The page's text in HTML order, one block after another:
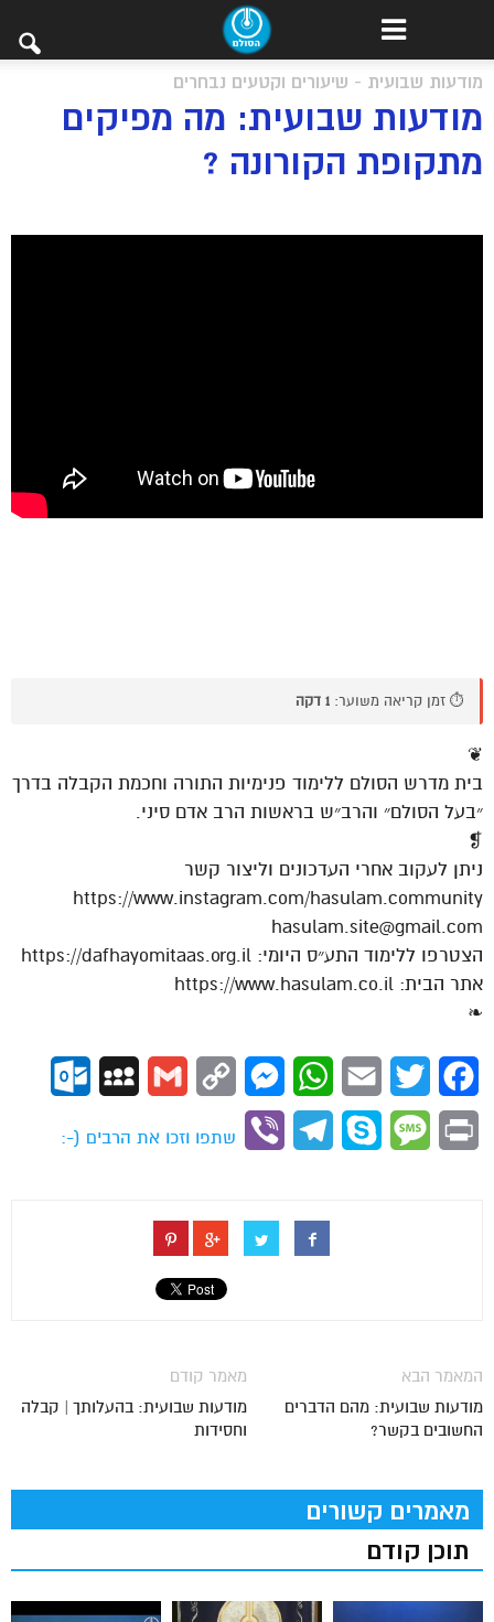
מודעות שבועית - שיעורים וקטעים נבחרים
מודעות שבועית: מה מפיקים
מתקופת הקורונה ?
⏱️ זמן קריאה משוער: 1 דקה
❦
בית מדרש הסולם ללימוד פנימיות התורה וחכמת הקבלה בדרך
״בעל הסולם״ והרב״ש בראשות הרב אדם סיני.
❡
ניתן לעקוב אחרי העדכונים וליצור קשר
https://www.instagram.com/hasulam.community
hasulam.site@gmail.com
הצטרפו ללימוד התע״ס היומי: https://dafhayomitaas.org.il
אתר הבית: https://www.hasulam.co.il
❧
Facebook
Twitter
Email
WhatsApp
Messenger
Copy
Gmail
MySpace
Print
Message
Skype
Telegram
Viber
שתפו וזכו את הרבים (-:
מאמר קודם
מודעות שבועית: בהעלותך | קבלה
וחסידות
המאמר הבא
מודעות שבועית: מהם הדברים
החשובים בקשר?
מאמרים קשורים
תוכן קודם